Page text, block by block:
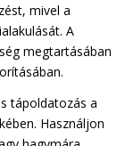
mivel a
A
megtartásában
tápoldatozás a
Használjon